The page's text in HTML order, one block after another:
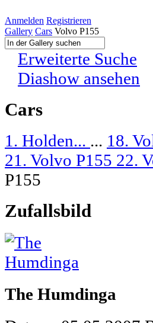
Anmelden Registrieren
Gallery Cars Volvo P155
Erweiterte Suche
Diashow ansehen
Cars
1. Holden... ... 18.
21. Volvo P155 22.
P155
Zufallsbild
The Humdinga